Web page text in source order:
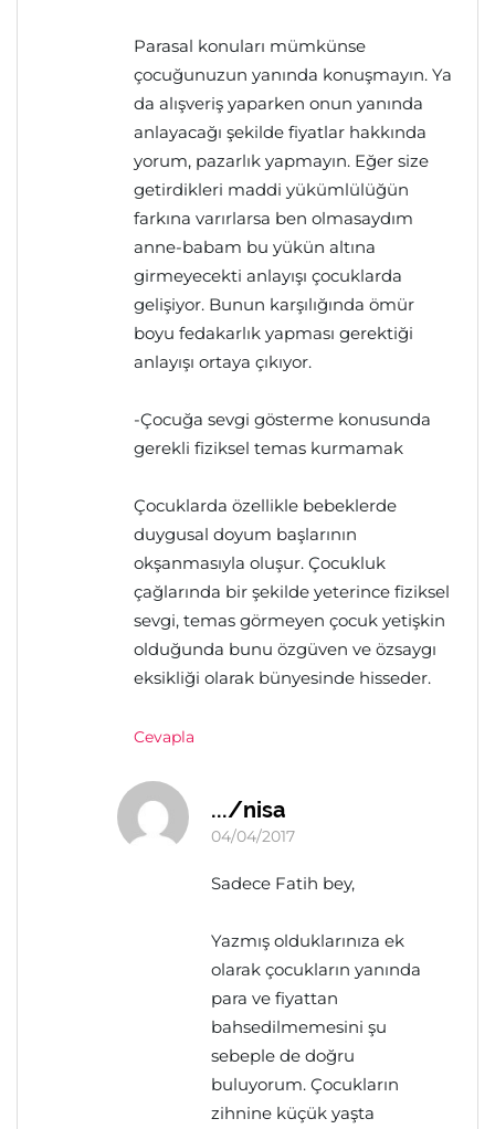
Parasal konuları mümkünse
çocuğunuzun yanında konuşmayın. Ya
da alışveriş yaparken onun yanında
anlayacağı şekilde fiyatlar hakkında
yorum, pazarlık yapmayın. Eğer size
getirdikleri maddi yükümlülüğün
farkına varırlarsa ben olmasaydım
anne-babam bu yükün altına
girmeyecekti anlayışı çocuklarda
gelişiyor. Bunun karşılığında ömür
boyu fedakarlık yapması gerektiği
anlayışı ortaya çıkıyor.
-Çocuğa sevgi gösterme konusunda
gerekli fiziksel temas kurmamak
Çocuklarda özellikle bebeklerde
duygusal doyum başlarının
okşanmasıyla oluşur. Çocukluk
çağlarında bir şekilde yeterince fiziksel
sevgi, temas görmeyen çocuk yetişkin
olduğunda bunu özgüven ve özsaygı
eksikliği olarak bünyesinde hisseder.
Cevapla
.../nisa
04/04/2017
Sadece Fatih bey,
Yazmış olduklarınıza ek
olarak çocukların yanında
para ve fiyattan
bahsedilmemesini şu
sebeple de doğru
buluyorum. Çocukların
zihnine küçük yaşta